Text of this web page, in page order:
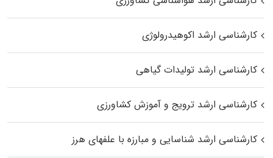
کارشناسی ارشد اکوهیدرولوژی
کارشناسی ارشد تولیدات گیاهی
کارشناسی ارشد ترویج و آموزش کشاورزی
کارشناسی ارشد شناسایی و مبارزه با علفهای هرز